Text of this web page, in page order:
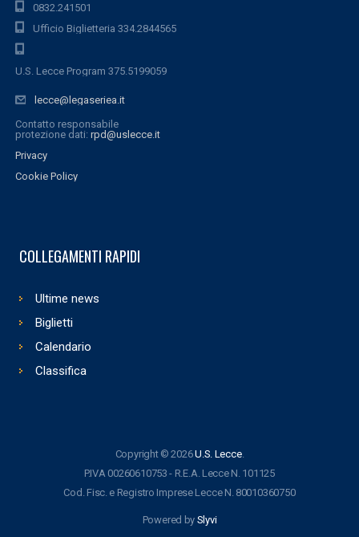
0832.241501
Ufficio Biglietteria 334.2844565
U.S. Lecce Program 375.5199059
lecce@legaseriea.it
Contatto responsabile
protezione dati: rpd@uslecce.it
Privacy
Cookie Policy
COLLEGAMENTI RAPIDI
Ultime news
Biglietti
Calendario
Classifica
Copyright © 2026U.S. Lecce.
P.IVA 00260610753 - R.E.A. Lecce N. 101125
Cod. Fisc. e Registro Imprese Lecce N. 80010360750
Powered by Slyvi